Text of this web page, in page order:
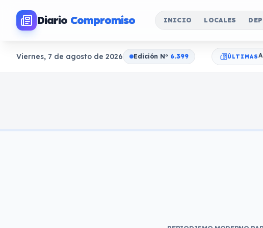
Diario Compromiso INICIO LOCALES
Viernes, 7 de agosto de 2026 Edición No 6.399 ÚLTIMAS